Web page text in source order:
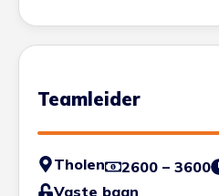
Teamleider
Tholen 2600 – 3600
Vaste baan